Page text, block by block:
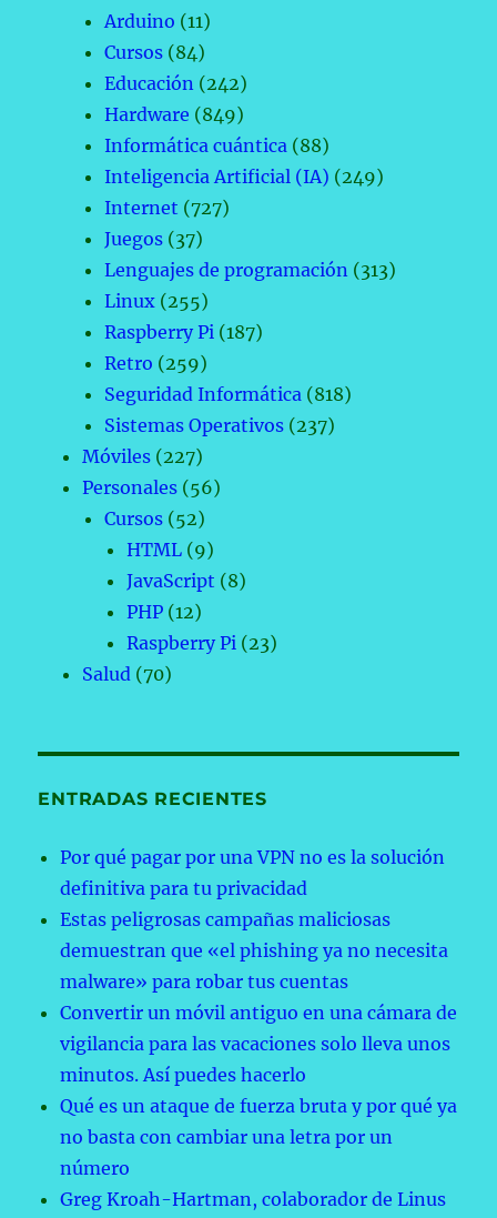
Arduino (11)
Cursos (84)
Educación (242)
Hardware (849)
Informática cuántica (88)
Inteligencia Artificial (IA) (249)
Internet (727)
Juegos (37)
Lenguajes de programación (313)
Linux (255)
Raspberry Pi (187)
Retro (259)
Seguridad Informática (818)
Sistemas Operativos (237)
Móviles (227)
Personales (56)
Cursos (52)
HTML (9)
JavaScript (8)
PHP (12)
Raspberry Pi (23)
Salud (70)
ENTRADAS RECIENTES
Por qué pagar por una VPN no es la solución
definitiva para tu privacidad
Estas peligrosas campañas maliciosas
demuestran que «el phishing ya no necesita
malware» para robar tus cuentas
Convertir un móvil antiguo en una cámara de
vigilancia para las vacaciones solo lleva unos
minutos. Así puedes hacerlo
Qué es un ataque de fuerza bruta y por qué ya
no basta con cambiar una letra por un
número
Greg Kroah-Hartman, colaborador de Linus